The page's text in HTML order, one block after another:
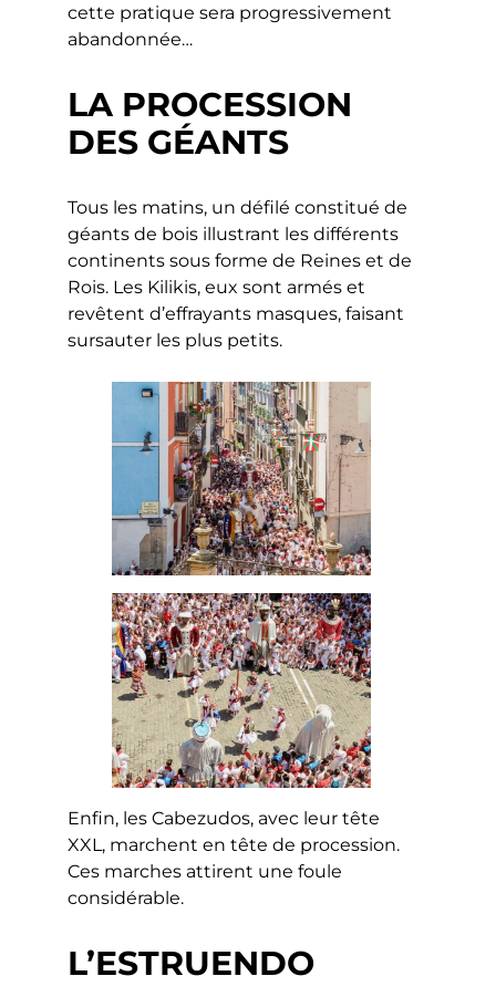
cette pratique sera progressivement
abandonnée…
LA PROCESSION
DES GÉANTS
Tous les matins, un défilé constitué de
géants de bois illustrant les différents
continents sous forme de Reines et de
Rois. Les Kilikis, eux sont armés et
revêtent d’effrayants masques, faisant
sursauter les plus petits.
Enfin, les Cabezudos, avec leur tête
XXL, marchent en tête de procession.
Ces marches attirent une foule
considérable.
L’ESTRUENDO